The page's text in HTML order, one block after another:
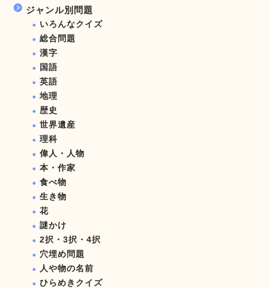
ジャンル別問題
いろんなクイズ
総合問題
漢字
国語
英語
地理
歴史
世界遺産
理科
偉人・人物
本・作家
食べ物
生き物
花
謎かけ
2択・3択・4択
穴埋め問題
人や物の名前
ひらめきクイズ